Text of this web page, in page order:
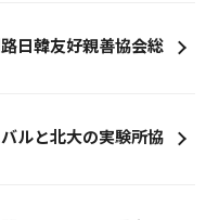
日韓友好親善協会総
ルと北大の実験所協